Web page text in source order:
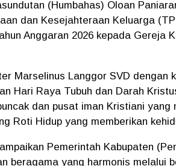
(Humbahas) Oloan
dan Kesejahteraan Keluarga
Anggaran 2026 kepada Gereja
Marselinus Langgor SVD dengan
Hari Raya Tubuh dan Darah
dan pusat iman Kristiani yang
Roti Hidup yang memberikan
Pemerintah Kabupaten
beragama yang harmonis melalui